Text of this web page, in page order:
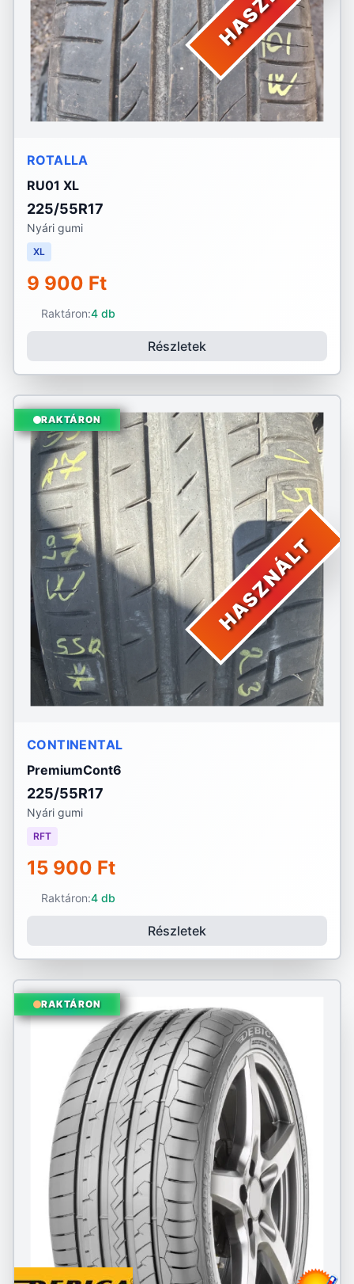
ROTALLA
RU01 XL
225/55R17
Nyári gumi
XL
9 900 Ft
Raktáron:4 db
Részletek
HASZNÁLT
RAKTÁRON
CONTINENTAL
PremiumCont6
225/55R17
Nyári gumi
RFT
15 900 Ft
Raktáron:4 db
Részletek
RAKTÁRON